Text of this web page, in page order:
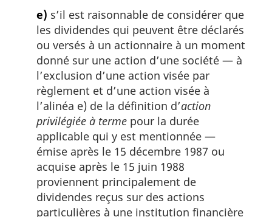
e) s’il est raisonnable de considérer que
les dividendes qui peuvent être déclarés
ou versés à un actionnaire à un moment
donné sur une action d’une société — à
l’exclusion d’une action visée par
règlement et d’une action visée à
l’alinéa e) de la définition d’action
privilégiée à terme pour la durée
applicable qui y est mentionnée —
émise après le 15 décembre 1987 ou
acquise après le 15 juin 1988
proviennent principalement de
dividendes reçus sur des actions
particulières à une institution financière